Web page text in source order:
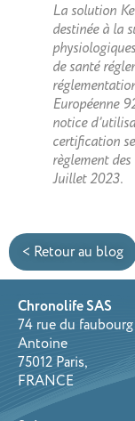
La solution
destinée à la
de santé
Européenne
notice
certification
règlement
Juillet 2023.
< Retour au blog
Chronolife SAS
74 rue du
Antoine
75012 Paris,
FRANCE